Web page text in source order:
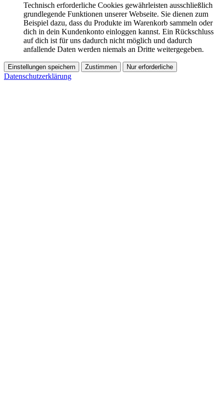
Technisch erforderliche Cookies gewährleisten ausschließlich
grundlegende Funktionen unserer Webseite. Sie dienen zum
Beispiel dazu, dass du Produkte im Warenkorb sammeln oder
dich in dein Kundenkonto einloggen kannst. Ein Rückschluss
auf dich ist für uns dadurch nicht möglich und dadurch
anfallende Daten werden niemals an Dritte weitergegeben.
Einstellungen speichern Zustimmen Nur erforderliche
Datenschutzerklärung